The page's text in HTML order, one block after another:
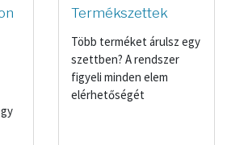
Termékszettek
Több terméket árulsz egy
szettben? A rendszer
figyeli minden elem
elérhetőségét